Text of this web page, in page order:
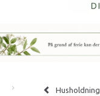
Husholdning